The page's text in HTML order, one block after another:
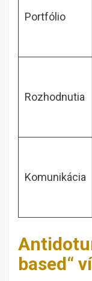
Portfólio
Rozhodnutia
Komunikácia
based“